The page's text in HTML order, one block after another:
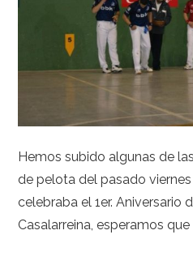
Hemos subido algunas de
de pelota del pasado
celebraba el 1er. Aniversario
Casalarreina, esperamos